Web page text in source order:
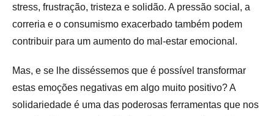
stress, frustração, tristeza e solidão. A pressão social, a
correria e o consumismo exacerbado também podem
contribuir para um aumento do mal-estar emocional.
Mas, e se lhe disséssemos que é possível transformar
estas emoções negativas em algo muito positivo? A
solidariedade é uma das poderosas ferramentas que nos